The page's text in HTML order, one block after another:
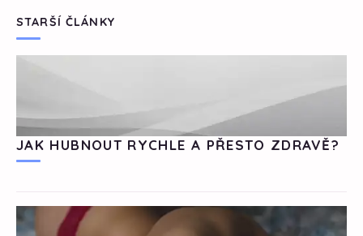
STARŠÍ ČLÁNKY
JAK HUBNOUT RYCHLE A PŘESTO ZDRAVĚ?